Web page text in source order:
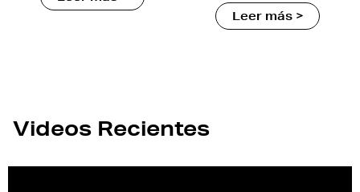
Leer más >
Videos Recientes